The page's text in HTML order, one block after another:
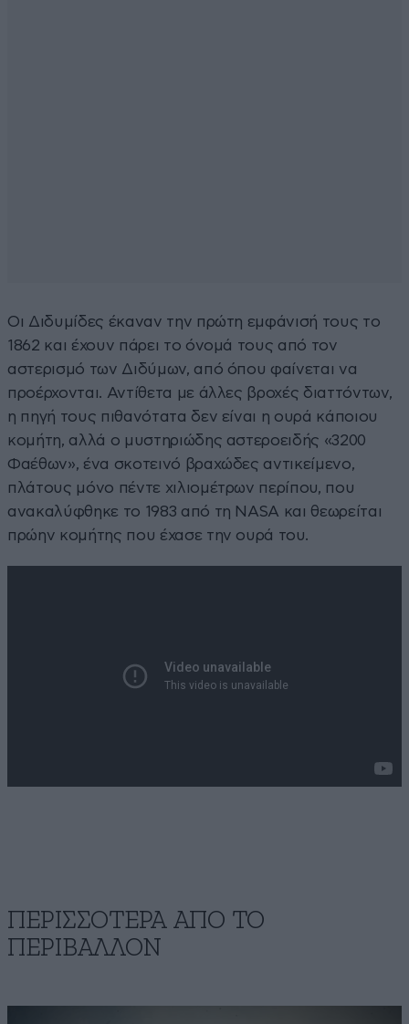
Οι Διδυμίδες έκαναν την πρώτη εμφάνισή τους το
1862 και έχουν πάρει το όνομά τους από τον
αστερισμό των Διδύμων, από όπου φαίνεται να
προέρχονται. Αντίθετα με άλλες βροχές διαττόντων,
η πηγή τους πιθανότατα δεν είναι η ουρά κάποιου
κομήτη, αλλά ο μυστηριώδης αστεροειδής «3200
Φαέθων», ένα σκοτεινό βραχώδες αντικείμενο,
πλάτους μόνο πέντε χιλιομέτρων περίπου, που
ανακαλύφθηκε το 1983 από τη NASA και θεωρείται
πρώην κομήτης που έχασε την ουρά του.
ΠΕΡΙΣΣΟΤΕΡΑ ΑΠΟ ΤΟ
ΠΕΡΙΒΑΛΛΟΝ